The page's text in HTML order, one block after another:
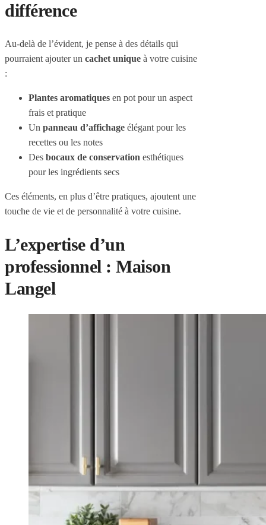
différence
Au-delà de l’évident, je pense à des détails qui
pourraient ajouter un cachet unique à votre cuisine
:
Plantes aromatiques en pot pour un aspect
frais et pratique
Un panneau d’affichage élégant pour les
recettes ou les notes
Des bocaux de conservation esthétiques
pour les ingrédients secs
Ces éléments, en plus d’être pratiques, ajoutent une
touche de vie et de personnalité à votre cuisine.
L’expertise d’un
professionnel : Maison
Langel